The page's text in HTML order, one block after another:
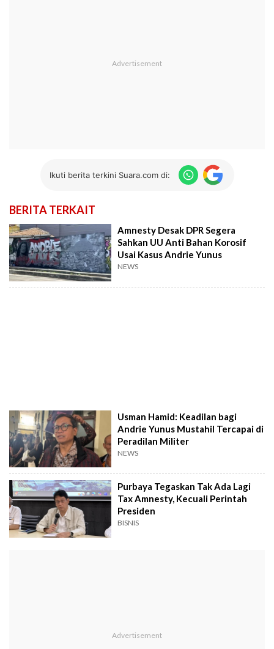
Ikuti berita terkini Suara.com di:
BERITA TERKAIT
Amnesty Desak DPR Segera
Sahkan UU Anti Bahan Korosif
Usai Kasus Andrie Yunus
NEWS
Usman Hamid: Keadilan bagi
Andrie Yunus Mustahil Tercapai di
Peradilan Militer
NEWS
Purbaya Tegaskan Tak Ada Lagi
Tax Amnesty, Kecuali Perintah
Presiden
BISNIS